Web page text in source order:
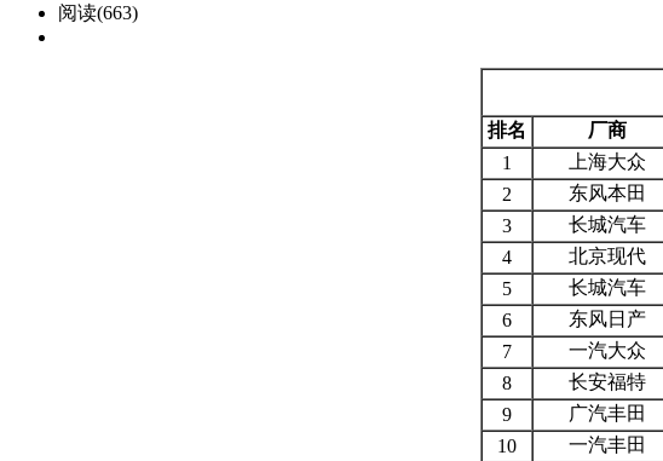
阅读(663)
排名
厂商
1
上海大众
2
东风本田
3
长城汽车
4
北京现代
5
长城汽车
6
东风日产
7
一汽大众
8
长安福特
9
广汽丰田
10
一汽丰田